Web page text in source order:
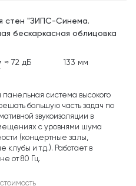
стен "ЗИПС-Синема.
бескаркасная облицовка
≈ 72 дБ
133 мм
система высокого
большую часть задач по
звукоизоляции в
с уровнями шума
(концертные залы,
клубы и т.д.). Работает в
от 80 Гц.